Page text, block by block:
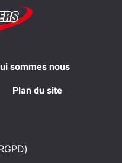
sommes nous
Plan du site